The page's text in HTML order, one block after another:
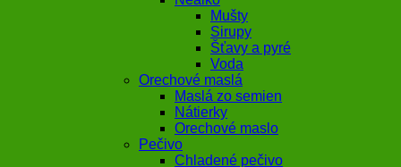
Mušty
Sirupy
Šťavy a pyré
Voda
Orechové maslá
Maslá zo semien
Nátierky
Orechové maslo
Pečivo
Chladené pečivo